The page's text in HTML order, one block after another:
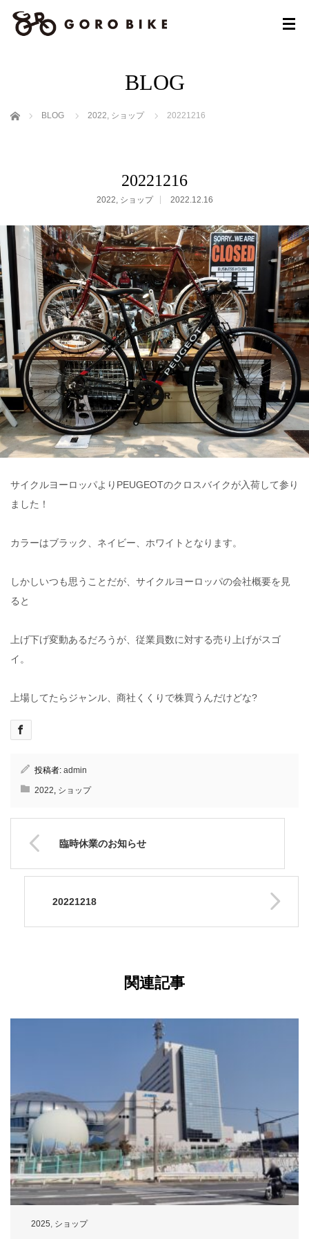
BLOG
ホーム BLOG 2022, ショップ 20221216
20221216
2022, ショップ 2022.12.16
サイクルヨーロッパよりPEUGEOTのクロスバイクが入荷して参り
ました！
カラーはブラック、ネイビー、ホワイトとなります。
しかしいつも思うことだが、サイクルヨーロッパの会社概要を見
ると
上げ下げ変動あるだろうが、従業員数に対する売り上げがスゴ
イ。
上場してたらジャンル、商社くくりで株買うんだけどな?
投稿者: admin
2022, ショップ
臨時休業のお知らせ
20221218
関連記事
2025 ショップ